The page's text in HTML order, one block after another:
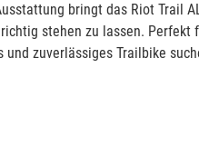
bringt das Riot Trail
stehen zu lassen. Perfekt
zuverlässiges Trailbike